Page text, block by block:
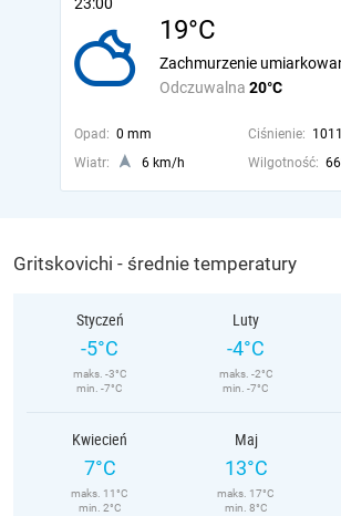
19°C
Odczuwalna 20°C
Zachmurzenie
Opad: 0 mm Ciśnienie:
Wiatr:
6 km/h Wilgotność:
Gritskovichi - średnie temperatury
Styczeń
-5°C
maks. -3°C
min. -7°C
Luty
-4°C
maks. -2°C
min. -7°C
Kwiecień
7°C
maks. 11°C
min. 2°C
Maj
13°C
maks. 17°C
min. 8°C